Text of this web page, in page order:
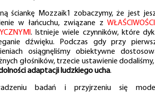
ściankę Mozzaik1 zobaczymy, że jest
w łańcuchu, związane z
. Istnieje wiele czynników, które
dźwięku. Podczas gdy przy
osiągnęliśmy obiektywne
głośników, trzecie ustawienie
adaptacji ludzkiego ucha.
badań i przyjrzeniu się